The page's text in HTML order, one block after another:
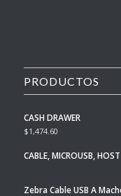
PRODUCTOS
CASH DRAWER
$1,474.60
CABLE, MICROUSB, HOST
Zebra Cable USB A